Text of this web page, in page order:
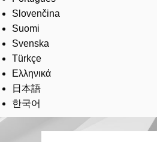
Slovenčina
Suomi
Svenska
Türkçe
Ελληνικά
日本語
한국어